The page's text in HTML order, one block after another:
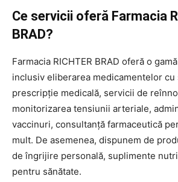
Ce servicii oferă Farmacia
BRAD?
Farmacia RICHTER BRAD oferă o
inclusiv eliberarea medicamentelor cu
prescripție medicală, servicii de
monitorizarea tensiunii arteriale,
vaccinuri, consultanță farmaceutică
mult. De asemenea, dispunem de
de îngrijire personală, suplimente
pentru sănătate.